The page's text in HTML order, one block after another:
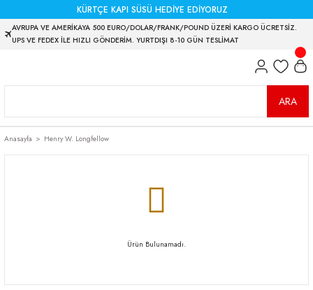
KÜRTÇE KAPI SÜSÜ HEDİYE EDİYORUZ
AVRUPA VE AMERİKAYA 500 EURO/DOLAR/FRANK/POUND ÜZERİ KARGO ÜCRETSİZ.
UPS VE FEDEX İLE HIZLI GÖNDERİM. YURTDIŞI 8-10 GÜN TESLİMAT
ARA
Anasayfa Henry W. Longfellow
Ürün Bulunamadı.